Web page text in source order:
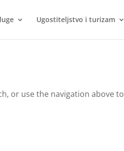
Ugostiteljstvo i turizam
or use the navigation above to